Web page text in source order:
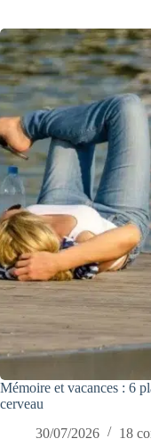
Mémoire et vacances : 6
cerveau
30/07/2026
18